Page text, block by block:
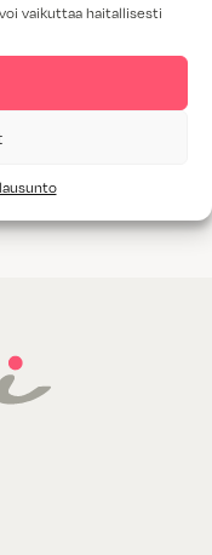
vaikuttaa haitallisesti
ei löytynyt yhtään